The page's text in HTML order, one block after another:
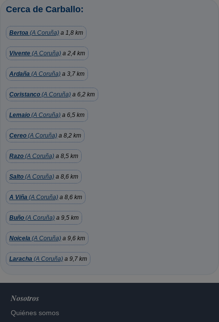
Cerca de Carballo:
Bertoa (A Coruña) a 1,8 km
Vivente (A Coruña) a 2,4 km
Ardaña (A Coruña) a 3,7 km
Coristanco (A Coruña) a 6,2 km
Lemaio (A Coruña) a 6,5 km
Cereo (A Coruña) a 8,2 km
Razo (A Coruña) a 8,5 km
Salto (A Coruña) a 8,6 km
A Viña (A Coruña) a 8,6 km
Buño (A Coruña) a 9,5 km
Noicela (A Coruña) a 9,6 km
Laracha (A Coruña) a 9,7 km
Nosotros
Quiénes somos